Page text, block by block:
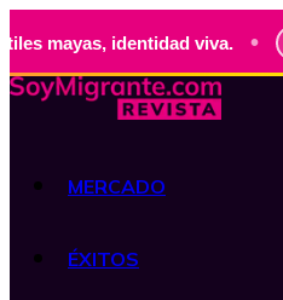
viva. • Serie:
MERCADO
ÉXITOS